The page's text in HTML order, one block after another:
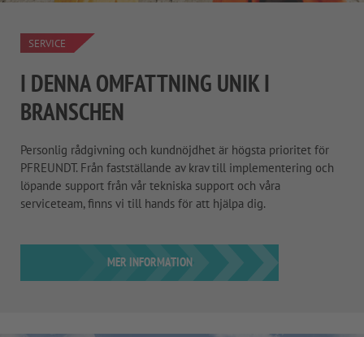
SERVICE
I DENNA OMFATTNING UNIK I
BRANSCHEN
Personlig rådgivning och kundnöjdhet är högsta prioritet för
PFREUNDT. Från fastställande av krav till implementering och
löpande support från vår tekniska support och våra
serviceteam, finns vi till hands för att hjälpa dig.
MER INFORMATION